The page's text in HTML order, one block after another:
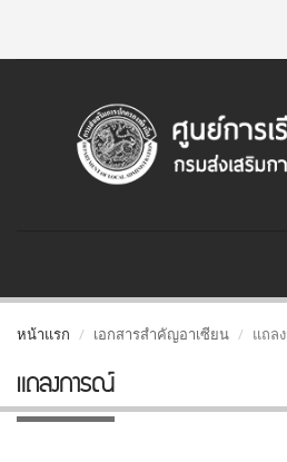
หน้าแรก เอกสารสำคัญอาเซียน แถล
แถลงการณ์